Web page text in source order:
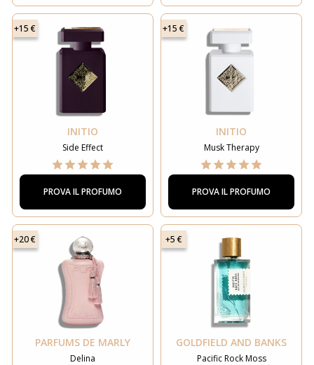
+15 €
INITIO
Side Effect
PROVA IL PROFUMO
+15 €
INITIO
Musk Therapy
PROVA IL PROFUMO
+20 €
PARFUMS DE MARLY
Delina
+5 €
GOLDFIELD AND BANKS
Pacific Rock Moss